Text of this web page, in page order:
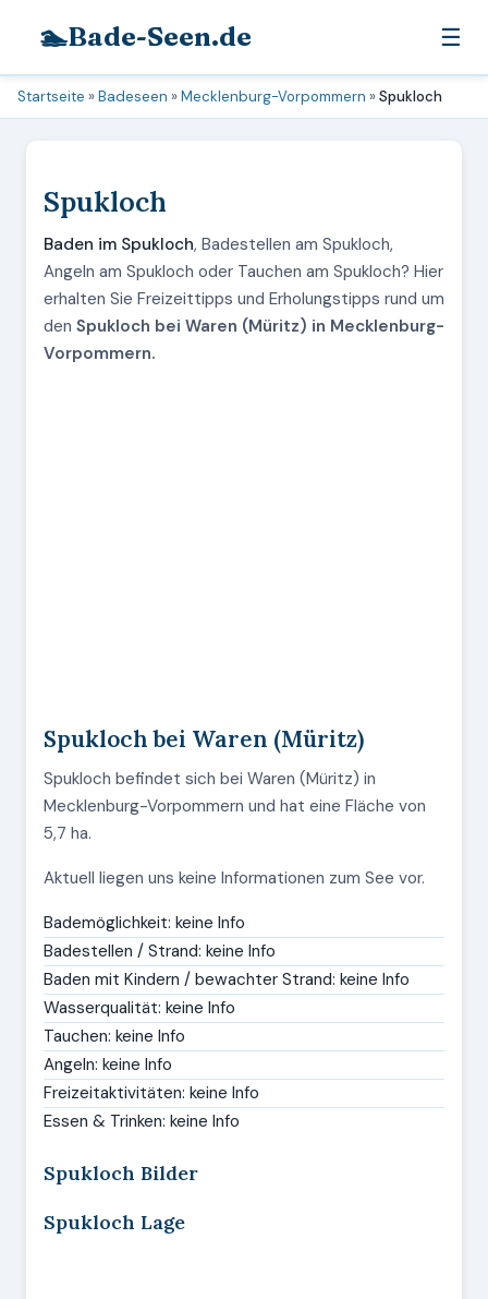
🏊Bade-Seen.de ☰
Startseite »Badeseen »Mecklenburg-Vorpommern »Spukloch
Spukloch
Baden im Spukloch, Badestellen am Spukloch,
Angeln am Spukloch oder Tauchen am Spukloch? Hier
erhalten Sie Freizeittipps und Erholungstipps rund um
den Spukloch bei Waren (Müritz) in Mecklenburg-
Vorpommern.
Spukloch bei Waren (Müritz)
Spukloch befindet sich bei Waren (Müritz) in
Mecklenburg-Vorpommern und hat eine Fläche von
5,7 ha.
Aktuell liegen uns keine Informationen zum See vor.
Bademöglichkeit: keine Info
Badestellen / Strand: keine Info
Baden mit Kindern / bewachter Strand: keine Info
Wasserqualität: keine Info
Tauchen: keine Info
Angeln: keine Info
Freizeitaktivitäten: keine Info
Essen & Trinken: keine Info
Spukloch Bilder
Spukloch Lage